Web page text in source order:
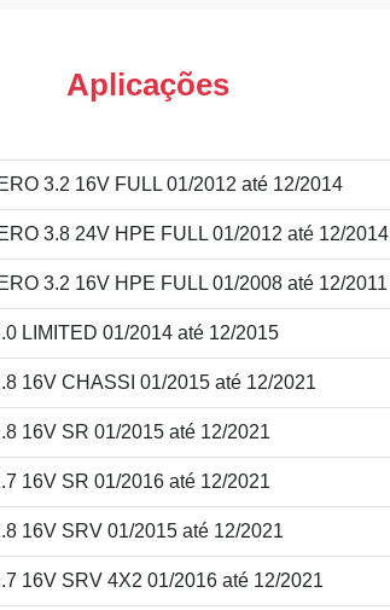
Aplicações
3.2 16V FULL 01/2012 até 12/2014
3.8 24V HPE FULL 01/2012 até 12/2014
3.2 16V HPE FULL 01/2008 até 12/2011
LIMITED 01/2014 até 12/2015
16V CHASSI 01/2015 até 12/2021
16V SR 01/2015 até 12/2021
16V SR 01/2016 até 12/2021
16V SRV 01/2015 até 12/2021
16V SRV 4X2 01/2016 até 12/2021